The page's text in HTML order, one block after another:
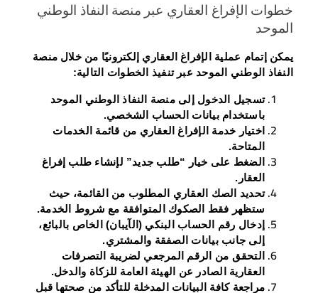
خطوات الإفراغ العقاري عبر منصة النفاذ الوطني
الموحد
يمكن إتمام عملية الإفراغ العقاري إلكترونيًا من خلال منصة
النفاذ الوطني الموحد عبر تنفيذ الخطوات التالية:
تسجيل الدخول إلى منصة النفاذ الوطني الموحد
باستخدام بيانات الحساب الشخصي.
اختيار خدمة الإفراغ العقاري من قائمة الخدمات
المتاحة.
الضغط على خيار “طلب جديد” لإنشاء طلب إفراغ
العقار.
تحديد الصك العقاري المطلوب من القائمة، حيث
ستظهر فقط الصكوك المتوافقة مع شروط الخدمة.
إدخال رقم الحساب البنكي (الآيبان) الخاص بالبائع،
إلى جانب بيانات الصفقة والمشتري.
التحقق من الرقم المرجعي لضريبة التصرفات
العقارية الصادر عن الهيئة العامة للزكاة والدخل.
مراجعة كافة البيانات المدخلة للتأكد من صحتها قبل